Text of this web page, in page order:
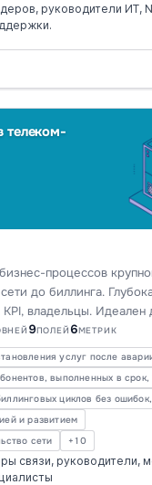
руководители ИТ,
телеком-
процессов
до биллинга.
владельцы. Идеален
трансформации и
9ПОЛЕЙ6МЕТРИК
услуг после
выполненных в срок,
циклов без ошибок,
и развитием
сети
+10
связи, руководители,